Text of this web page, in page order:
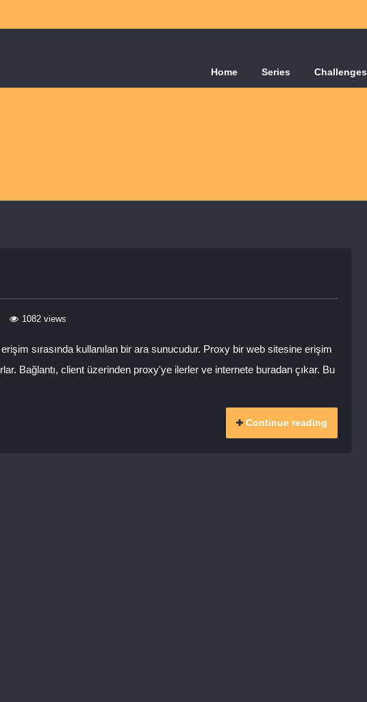
Home Series Challenges
1082 views
sırasında kullanılan bir ara sunucudur. Proxy bir web sitesine erişim
Bağlantı, client üzerinden proxy'ye ilerler ve internete buradan çıkar. Bu
Continue reading